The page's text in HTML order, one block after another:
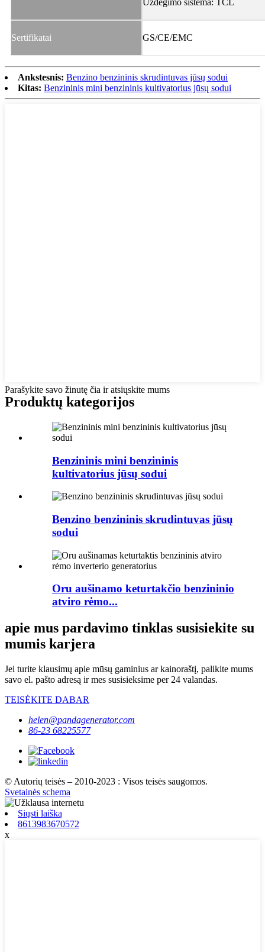
Uždegimo sistema: TCL
Sertifikatai GS/CE/EMC
Ankstesnis: Benzino benzininis skrudintuvas jūsų sodui
Kitas: Benzininis mini benzininis kultivatorius jūsų sodui
Parašykite savo žinutę čia ir atsiųskite mums
Produktų kategorijos
Benzininis mini benzininis
kultivatorius jūsų sodui
Benzino benzininis skrudintuvas jūsų
sodui
Oru aušinamo keturtakčio benzininio
atviro rėmo...
apie mus pardavimo tinklas susisiekite su
mumis karjera
Jei turite klausimų apie mūsų gaminius ar kainoraštį, palikite mums
savo el. pašto adresą ir mes susisieksime per 24 valandas.
TEISĖKITE DABAR
helen@pandagenerator.com
86-23 68225577
© Autorių teisės – 2010-2023 : Visos teisės saugomos.
Svetainės schema
Siųsti laišką
8613983670572
x